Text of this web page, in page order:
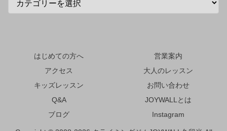
はじめての方へ
営業案内
アクセス
大人のレッスン
キッズレッスン
お問い合わせ
Q&A
JOYWALLとは
ブログ
Instagram